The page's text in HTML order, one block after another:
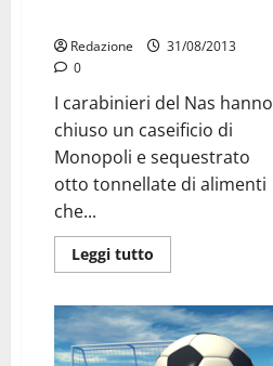
Redazione
31/08/2013
0
I carabinieri del Nas hanno
chiuso un caseificio di
Monopoli e sequestrato
otto tonnellate di alimenti
che...
Leggi tutto